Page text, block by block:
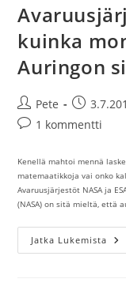
kuinka
Auringon
Artikkelin
kirjoittaja:
Pete
Artikkeli
julkaistu:
Artikkelin
1 kommentti
Kenellä mahtoi mennä
matemaatikkoja vai onko
Avaruusjärjestöt NASA ja
(NASA) on sitä mieltä, että
Jatka Lukemista